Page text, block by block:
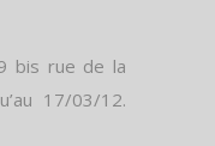
bis rue de la
17/03/12.